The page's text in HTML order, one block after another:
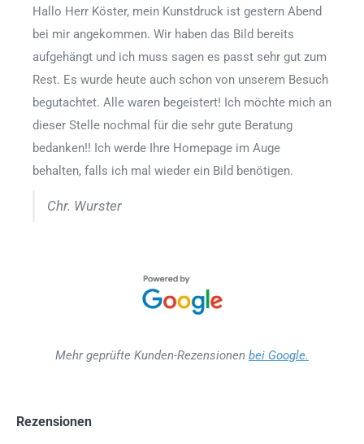
Hallo Herr Köster, mein Kunstdruck ist gestern Abend
bei mir angekommen. Wir haben das Bild bereits
aufgehängt und ich muss sagen es passt sehr gut zum
Rest. Es wurde heute auch schon von unserem Besuch
begutachtet. Alle waren begeistert! Ich möchte mich an
dieser Stelle nochmal für die sehr gute Beratung
bedanken!! Ich werde Ihre Homepage im Auge
behalten, falls ich mal wieder ein Bild benötigen.
Chr. Wurster
Mehr geprüfte Kunden-Rezensionen bei Google.
Rezensionen